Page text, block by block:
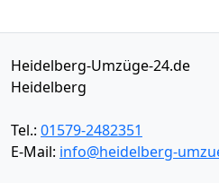
Heidelberg-Umzüge-24.de
Heidelberg
Tel.: 01579-2482351
E-Mail: info@heidelberg-